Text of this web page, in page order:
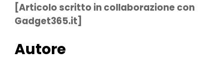
[Articolo scritto in collaborazione con
Gadget365.it]
Autore